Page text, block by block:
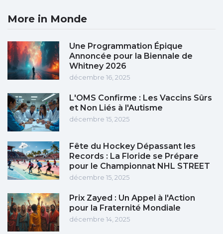
More in Monde
Une Programmation Épique
Annoncée pour la Biennale de
Whitney 2026
décembre 16, 2025
L'OMS Confirme : Les Vaccins Sûrs
et Non Liés à l'Autisme
décembre 15, 2025
Fête du Hockey Dépassant les
Records : La Floride se Prépare
pour le Championnat NHL STREET
décembre 15, 2025
Prix Zayed : Un Appel à l'Action
pour la Fraternité Mondiale
décembre 14, 2025